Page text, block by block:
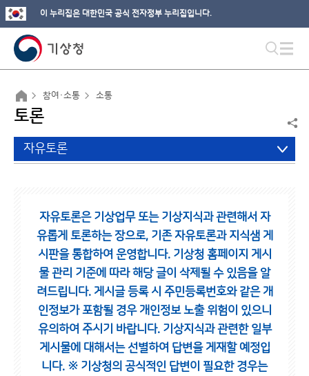
이 누리집은 대한민국 공식 전자정부 누리집입니다.
참여·소통 소통
토론
자유토론
자유토론은 기상업무 또는 기상지식과 관련해서 자
유롭게 토론하는 장으로, 기존 자유토론과 지식샘 게
시판을 통합하여 운영합니다. 기상청 홈페이지 게시
물 관리 기준에 따라 해당 글이 삭제될 수 있음을 알
려드립니다. 게시글 등록 시 주민등록번호와 같은 개
인정보가 포함될 경우 개인정보 노출 위험이 있으니
유의하여 주시기 바랍니다. 기상지식과 관련한 일부
게시물에 대해서는 선별하여 답변을 게재할 예정입
니다. ※ 기상청의 공식적인 답변이 필요한 경우는